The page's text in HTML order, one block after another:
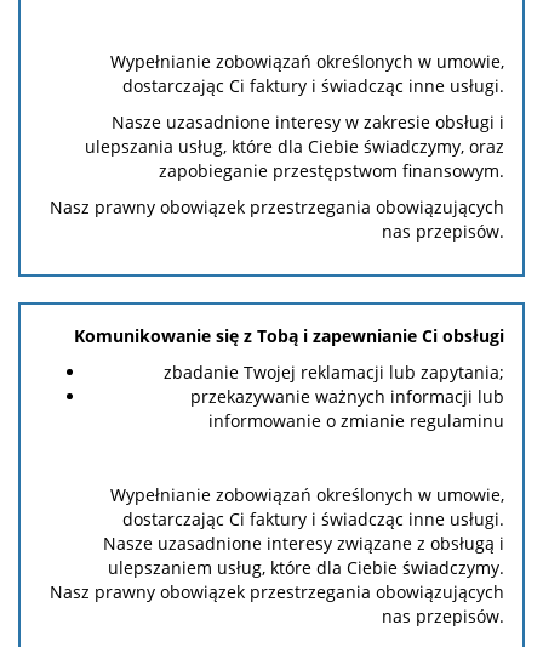
Wypełnianie zobowiązań określonych w umowie,
dostarczając Ci faktury i świadcząc inne usługi.
Nasze uzasadnione interesy w zakresie obsługi i
ulepszania usług, które dla Ciebie świadczymy, oraz
zapobieganie przestępstwom finansowym.
Nasz prawny obowiązek przestrzegania obowiązujących
nas przepisów.
Komunikowanie się z Tobą i zapewnianie Ci obsługi
zbadanie Twojej reklamacji lub zapytania;
przekazywanie ważnych informacji lub
informowanie o zmianie regulaminu
Wypełnianie zobowiązań określonych w umowie,
dostarczając Ci faktury i świadcząc inne usługi.
Nasze uzasadnione interesy związane z obsługą i
ulepszaniem usług, które dla Ciebie świadczymy.
Nasz prawny obowiązek przestrzegania obowiązujących
nas przepisów.